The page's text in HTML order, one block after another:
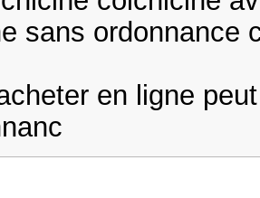
sans ordonnance
en ligne